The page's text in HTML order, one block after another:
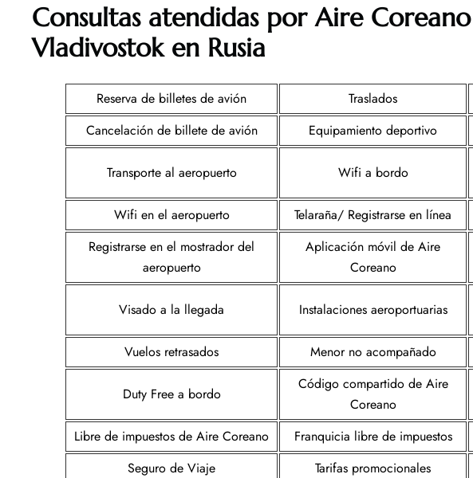
Consultas atendidas por Aire Coreano
Vladivostok en Rusia
Reserva de billetes de avión Traslados
Cancelación de billete de avión
Equipamiento deportivo
Transporte al aeropuerto Wifi a bordo
Wifi en el aeropuerto
Telaraña/ Registrarse en línea
Registrarse en el mostrador del
aeropuerto
Aplicación móvil de Aire
Coreano
Visado a la llegada Instalaciones aeroportuarias
Vuelos retrasados
Menor no acompañado
Duty Free a bordo
Código compartido de Aire
Coreano
Libre de impuestos de Aire Coreano Franquicia libre de impuestos
Seguro de Viaje
Tarifas promocionales